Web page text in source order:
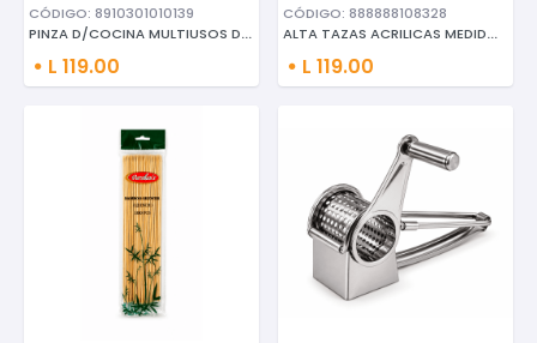
CÓDIGO: 8910301010139
PINZA D/COCINA MULTIUSOS D/ACE
L 119.00
CÓDIGO: 888888108328
ALTA TAZAS ACRILICAS MEDIDORAS
L 119.00